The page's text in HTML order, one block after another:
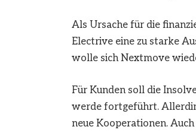
Als Ursache für die
Electrive eine zu starke
wolle sich Nextmove
Für Kunden soll die
werde fortgeführt.
neue Kooperationen.